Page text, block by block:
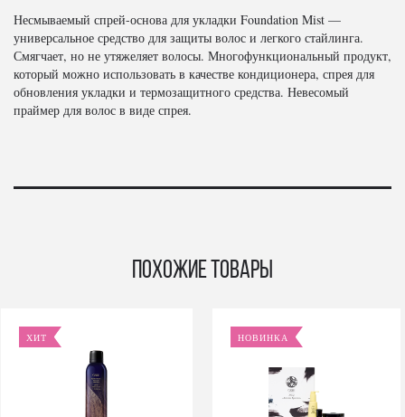
Несмываемый спрей-основа для укладки Foundation Mist —
универсальное средство для защиты волос и легкого стайлинга.
Смягчает, но не утяжеляет волосы. Многофункциональный продукт,
который можно использовать в качестве кондиционера, спрея для
обновления укладки и термозащитного средства. Невесомый
праймер для волос в виде спрея.
Похожие товары
ХИТ НОВИНКА